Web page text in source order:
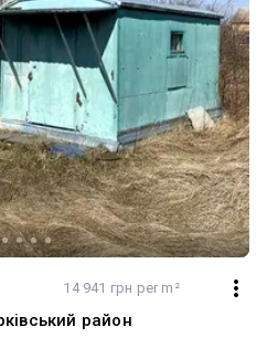
14 941 грн per m²
район